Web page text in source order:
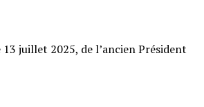
13 juillet 2025, de l’ancien Président